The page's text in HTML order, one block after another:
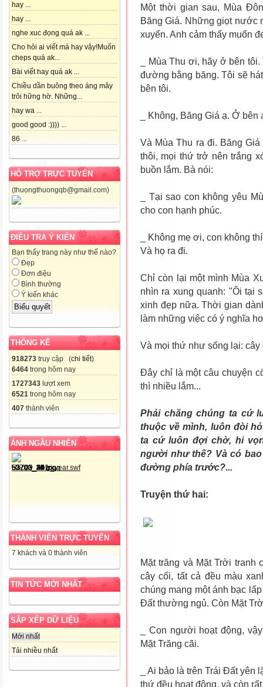
hay ...
hay ...
nghe xuc đọng quá ak ...
Cho hỏi ai viết mà hay vậy!Muốn
cheps quá ak...
Bài viết hay quá ak ...
Chiều dần buông theo áng mây
trôi hững hờ. Những...
hay wa ...
good good :)))) ...
86 ...
HỖ TRỢ TRỰC TUYẾN
(thuongthuongqb@gmail.com)
ĐIỀU TRA Ý KIẾN
Bạn thấy trang này như thế nào?
Đẹp
Đơn điệu
Bình thường
Ý kiến khác
THỐNG KÊ
918273 truy cập (chi tiết)
6464 trong hôm nay
1727343 lượt xem
6521 trong hôm nay
407 thành viên
ẢNH NGẪU NHIÊN
THÀNH VIÊN TRỰC TUYẾN
7 khách và 0 thành viên
TIN TỨC MỚI NHẤT
SẮP XẾP DỮ LIỆU
Mới nhất
Tải nhiều nhất
Một thời gian sau, Mùa
Băng Giá. Những giọt nước
xuyến. Anh cảm thấy muốn
_ Mùa Thu ơi, hãy ở bên
đường bằng băng. Tôi sẽ
bên tôi.
_ Không, Băng Giá ạ. Ở
Và Mùa Thu ra đi. Băng
thôi, mọi thứ trở nên trắng
buồn lắm. Bà nói:
_ Tại sao con không yêu
cho con hạnh phúc.
_ Không mẹ ơi, con không
Và họ ra đi.
Chỉ còn lại một mình Mùa
nhìn ra xung quanh: "Ôi tại
xinh đẹp nữa. Thời gian
làm những việc có ý nghĩa
Và mọi thứ như sống lại:
Đây chỉ là một câu chuyện
thì nhiều lắm...
Phải chăng chúng ta cứ
thuộc về mình, luôn đòi
ta cứ luôn đợi chờ, hi
người như thế? Và có
đường phía trước?...
Truyện thứ hai:
Mặt trăng và Mặt Trời
cây cối, tất cả đều màu
chúng mang một ánh bạc
Đất thường ngủ. Còn Mặt
_ Con người hoạt động,
Mặt Trăng cãi.
_ Ai bảo là trên Trái Đất yên
thứ đều hoạt động, và còn